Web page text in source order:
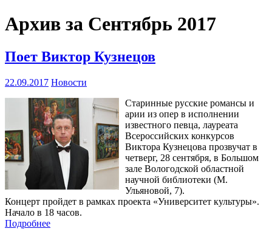
Архив за Сентябрь 2017
Поет Виктор Кузнецов
22.09.2017 Новости
Старинные русские романсы и
арии из опер в исполнении
известного певца, лауреата
Всероссийских конкурсов
Виктора Кузнецова прозвучат в
четверг, 28 сентября, в Большом
зале Вологодской областной
научной библиотеки (М.
Ульяновой, 7).
Концерт пройдет в рамках проекта «Университет культуры».
Начало в 18 часов.
Подробнее